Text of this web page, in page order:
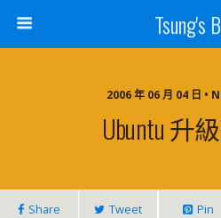
Tsung's
2006 年 06 月 04 日 •
Ubuntu 升
Share Tweet Pin